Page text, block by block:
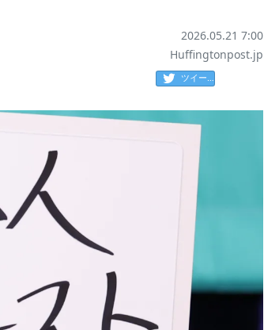
2026.05.21 7:00
Huffingtonpost.jp
ツイート